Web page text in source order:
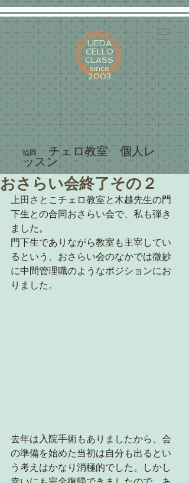
UEDA
CELLO
CLASS
since
2003
福岡 ​ チェロ教室 個人レ
ッスン
おさらい会終了その２
上田さとこチェロ教室と木越先生の門
下生との合同おさらい会で、私も弾き
ました。
門下生でありながら教室も主宰してい
るという、おさらい会のなかでは微妙
に中間管理職のようなポジションにお
りました。
去年は入院手術もありましたから、会
の準備を始めた当初は自分も出るとい
う考えはかなり消極的でした。しかし